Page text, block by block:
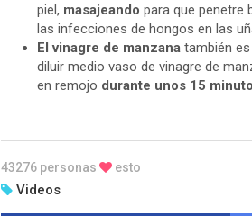
piel, masajeando para que penetre
las infecciones de hongos en las
El vinagre de manzana también
diluir medio vaso de vinagre de
en remojo durante unos 15
43276 personas esto
Videos